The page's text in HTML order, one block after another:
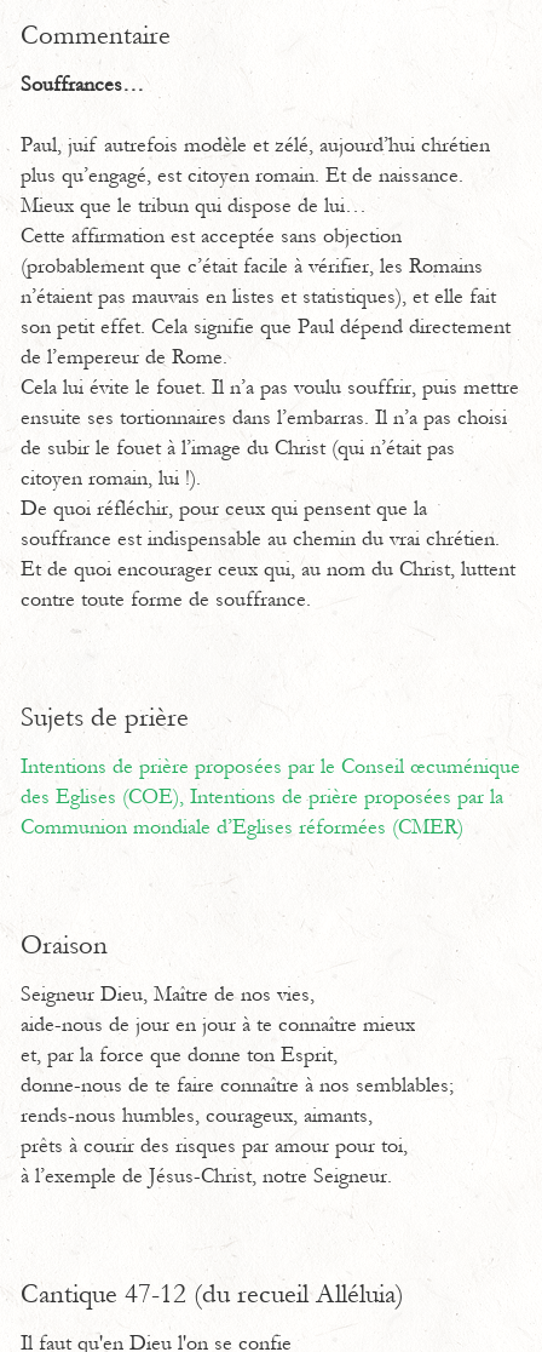
Commentaire
Souffrances…
Paul, juif autrefois modèle et zélé, aujourd’hui chrétien
plus qu’engagé, est citoyen romain. Et de naissance.
Mieux que le tribun qui dispose de lui…
Cette affirmation est acceptée sans objection
(probablement que c’était facile à vérifier, les Romains
n’étaient pas mauvais en listes et statistiques), et elle fait
son petit effet. Cela signifie que Paul dépend directement
de l’empereur de Rome.
Cela lui évite le fouet. Il n’a pas voulu souffrir, puis mettre
ensuite ses tortionnaires dans l’embarras. Il n’a pas choisi
de subir le fouet à l’image du Christ (qui n’était pas
citoyen romain, lui !).
De quoi réfléchir, pour ceux qui pensent que la
souffrance est indispensable au chemin du vrai chrétien.
Et de quoi encourager ceux qui, au nom du Christ, luttent
contre toute forme de souffrance.
Sujets de prière
Intentions de prière proposées par le Conseil œcuménique
des Eglises (COE), Intentions de prière proposées par la
Communion mondiale d’Eglises réformées (CMER)
Oraison
Seigneur Dieu, Maître de nos vies,
aide-nous de jour en jour à te connaître mieux
et, par la force que donne ton Esprit,
donne-nous de te faire connaître à nos semblables;
rends-nous humbles, courageux, aimants,
prêts à courir des risques par amour pour toi,
à l’exemple de Jésus-Christ, notre Seigneur.
Cantique 47-12 (du recueil Alléluia)
Il faut qu'en Dieu l'on se confie